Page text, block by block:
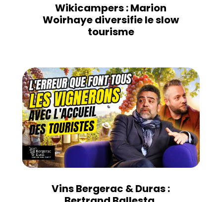
Wikicampers : Marion
Woirhaye diversifie le slow
tourisme
Vins Bergerac & Duras :